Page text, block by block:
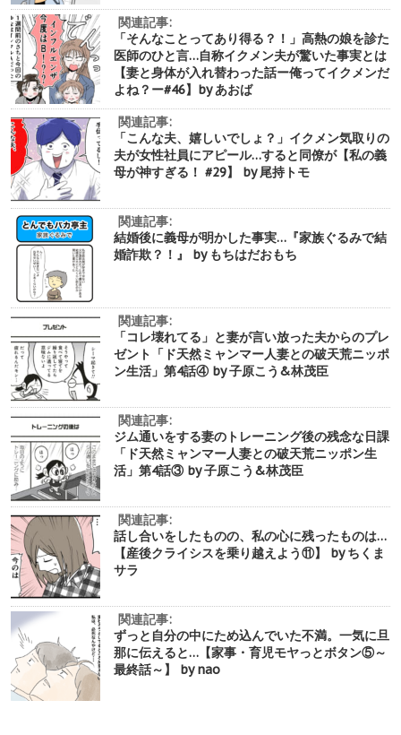
関連記事:
「そんなことってあり得る？！」高熱の娘を診た
医師のひと言…自称イクメン夫が驚いた事実とは
【妻と身体が入れ替わった話ー俺ってイクメンだ
よね？ー#46】by あおば
関連記事:
「こんな夫、嬉しいでしょ？」イクメン気取りの
夫が女性社員にアピール…すると同僚が【私の義
母が神すぎる！ #29】 by 尾持トモ
関連記事:
結婚後に義母が明かした事実…『家族ぐるみで結
婚詐欺？！』 by もちはだおもち
関連記事:
「コレ壊れてる」と妻が言い放った夫からのプレ
ゼント「ド天然ミャンマー人妻との破天荒ニッポ
ン生活」第4話④ by 子原こう&林茂臣
関連記事:
ジム通いをする妻のトレーニング後の残念な日課
「ド天然ミャンマー人妻との破天荒ニッポン生
活」第4話③ by 子原こう&林茂臣
関連記事:
話し合いをしたものの、私の心に残ったものは…
【産後クライシスを乗り越えよう⑪】 by ちくま
サラ
関連記事:
ずっと自分の中にため込んでいた不満。一気に旦
那に伝えると…【家事・育児モヤっとボタン⑤～
最終話～】 by nao